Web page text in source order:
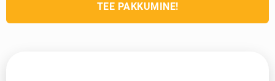
TEE PAKKUMINE!